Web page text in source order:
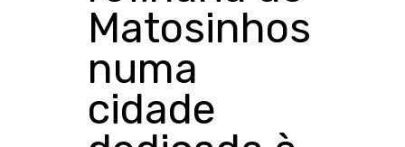
Matosinhos
numa
cidade